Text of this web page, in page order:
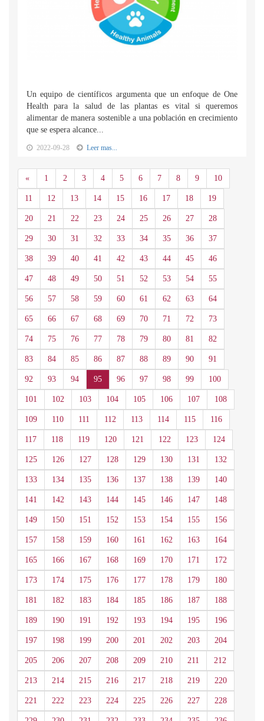
Un equipo de científicos argumenta que un enfoque de One
Health para la salud de las plantas es vital si queremos
alimentar de manera sostenible a una población en crecimiento
que se espera alcance...
2022-09-28 Leer mas...
«Anterior
1 2 3 4 5 6 7 8 9 10
11 12 13 14 15 16 17 18 19
20 21 22 23 24 25 26 27 28
29 30 31 32 33 34 35 36 37
38 39 40 41 42 43 44 45 46
47 48 49 50 51 52 53 54 55
56 57 58 59 60 61 62 63 64
65 66 67 68 69 70 71 72 73
74 75 76 77 78 79 80 81 82
83 84 85 86 87 88 89 90 91
92 93 94 95 96 97 98 99 100
101 102 103 104 105 106 107 108
109 110 111 112 113 114 115 116
117 118 119 120 121 122 123 124
125 126 127 128 129 130 131 132
133 134 135 136 137 138 139 140
141 142 143 144 145 146 147 148
149 150 151 152 153 154 155 156
157 158 159 160 161 162 163 164
165 166 167 168 169 170 171 172
173 174 175 176 177 178 179 180
181 182 183 184 185 186 187 188
189 190 191 192 193 194 195 196
197 198 199 200 201 202 203 204
205 206 207 208 209 210 211 212
213 214 215 216 217 218 219 220
221 222 223 224 225 226 227 228